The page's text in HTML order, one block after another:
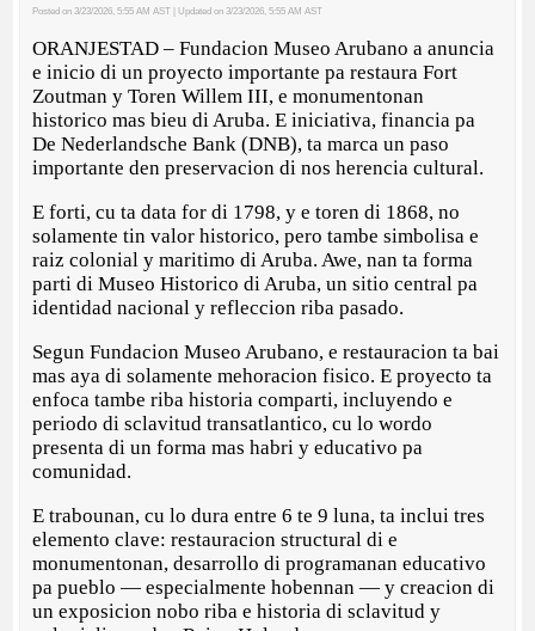
Posted on 3/23/2026, 5:55 AM AST | Updated on 3/23/2026, 5:55 AM AST
ORANJESTAD – Fundacion Museo Arubano a anuncia
e inicio di un proyecto importante pa restaura Fort
Zoutman y Toren Willem III, e monumentonan
historico mas bieu di Aruba. E iniciativa, financia pa
De Nederlandsche Bank (DNB), ta marca un paso
importante den preservacion di nos herencia cultural.
E forti, cu ta data for di 1798, y e toren di 1868, no
solamente tin valor historico, pero tambe simbolisa e
raiz colonial y maritimo di Aruba. Awe, nan ta forma
parti di Museo Historico di Aruba, un sitio central pa
identidad nacional y refleccion riba pasado.
Segun Fundacion Museo Arubano, e restauracion ta bai
mas aya di solamente mehoracion fisico. E proyecto ta
enfoca tambe riba historia comparti, incluyendo e
periodo di sclavitud transatlantico, cu lo wordo
presenta di un forma mas habri y educativo pa
comunidad.
E trabounan, cu lo dura entre 6 te 9 luna, ta inclui tres
elemento clave: restauracion structural di e
monumentonan, desarrollo di programanan educativo
pa pueblo — especialmente hobennan — y creacion di
un exposicion nobo riba e historia di sclavitud y